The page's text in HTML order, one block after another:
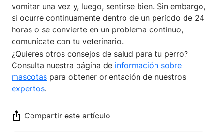
vomitar una vez y, luego, sentirse bien. Sin embargo,
si ocurre continuamente dentro de un período de 24
horas o se convierte en un problema continuo,
comunícate con tu veterinario.
¿Quieres otros consejos de salud para tu perro?
Consulta nuestra página de información sobre
mascotas para obtener orientación de nuestros
expertos.
Compartir este artículo